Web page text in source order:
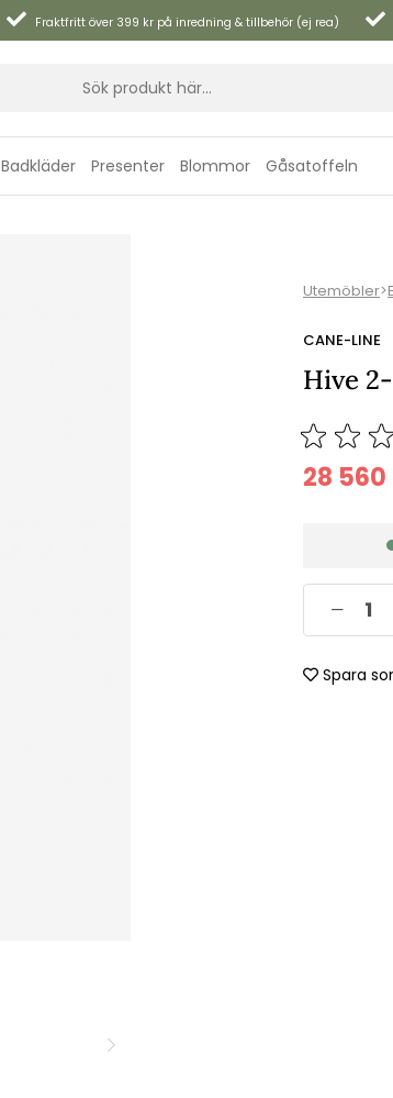
Fraktfritt över 399 kr på inredning & tillbehör (ej rea)
Badkläder Presenter Blommor Gåsatoffeln
Utemöbler>
CANE-LINE
Hive
28 560
Spara